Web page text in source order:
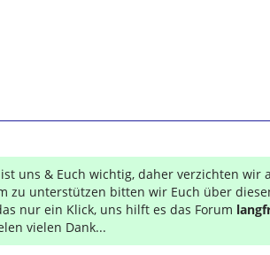
ist uns & Euch wichtig, daher verzichten wir
zu unterstützen bitten wir Euch über
nur ein Klick, uns hilft es das Forum
vielen Dank...